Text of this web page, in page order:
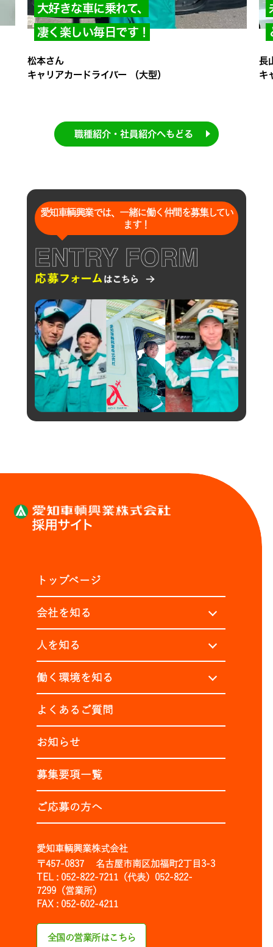
大好きな車に乗れて、
凄く楽しい毎日です！
松本さん
キャリアカードライバー （大型）
長
キ
職種紹介・社員紹介へもどる
愛知車輌興業では、一緒に働く仲間を募集してい
ます！
トップページ
会社を知る
人を知る
働く環境を知る
よくあるご質問
お知らせ
募集要項一覧
ご応募の方へ
愛知車輌興業株式会社
〒457-0837 名古屋市南区加福町2丁目3-3
TEL : 052-822-7211（代表）052-822-
7299（営業所）
FAX : 052-602-4211
全国の営業所はこちら